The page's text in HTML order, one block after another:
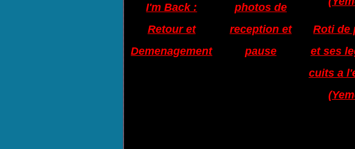
I'm Back :
Retour et
Demenagement
photos de
reception et
pause
Roti de
et ses
cuits a